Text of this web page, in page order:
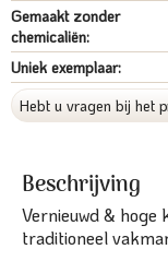
Gemaakt zonder
chemicaliën:
Uniek exemplaar:
Hebt u vragen bij het
Beschrijving
Vernieuwd & hoge
traditioneel